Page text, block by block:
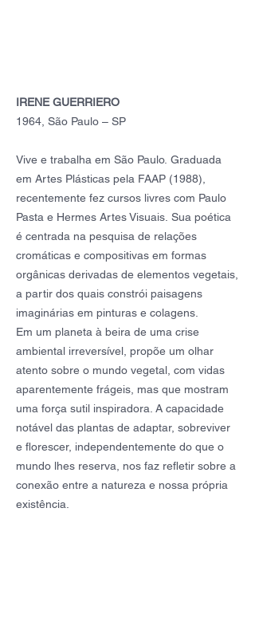
IRENE GUERRIERO
1964, São Paulo – SP
Vive e trabalha em São Paulo. Graduada
em Artes Plásticas pela FAAP (1988),
recentemente fez cursos livres com Paulo
Pasta e Hermes Artes Visuais. Sua poética
é centrada na pesquisa de relações
cromáticas e compositivas em formas
orgânicas derivadas de elementos vegetais,
a partir dos quais constrói paisagens
imaginárias em pinturas e colagens.
Em um planeta à beira de uma crise
ambiental irreversível, propõe um olhar
atento sobre o mundo vegetal, com vidas
aparentemente frágeis, mas que mostram
uma força sutil inspiradora. A capacidade
notável das plantas de adaptar, sobreviver
e florescer, independentemente do que o
mundo lhes reserva, nos faz refletir sobre a
conexão entre a natureza e nossa própria
existência.